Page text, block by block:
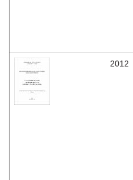
2012